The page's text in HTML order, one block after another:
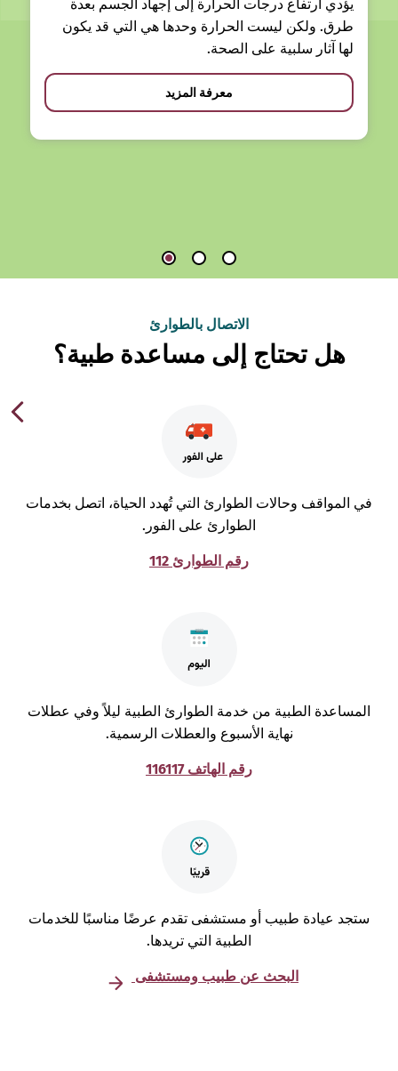
يؤدي ارتفاع درجات الحرارة إلى إجهاد الجسم بعدة
طرق. ولكن ليست الحرارة وحدها هي التي قد يكون
لها آثار سلبية على الصحة.
معرفة المزيد
الاتصال بالطوارئ
هل تحتاج إلى مساعدة طبية؟
المواقف وحالات الطوارئ التي تُهدد الحياة، اتصل بخدمات
الطوارئ على الفور.
رقم الطوارئ 112
الطبية من خدمة الطوارئ الطبية ليلاً وفي عطلات
نهاية الأسبوع والعطلات الرسمية.
رقم الهاتف 116117
عيادة طبيب أو مستشفى تقدم عرضًا مناسبًا للخدمات
الطبية التي تريدها.
البحث عن طبيب ومستشفى